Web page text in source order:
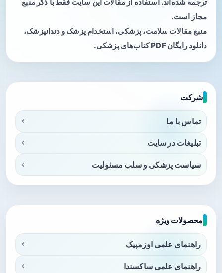
ترجمه شده‌اند. استفاده از مقالات این سایت فقط با ذکر منبع
مجاز است.
منبع مقالات سلامت، پزشکی، استخدام پزشک و دندانپزشک،
دانلود رایگان PDF کتاب‌های پزشکی.
شرکت
تماس با ما
تبلیغات در سایت
سیاست پزشکی و سلب مسئولیت
محصولات ویژه
راهنمای علمی اوزمپیک
راهنمای علمی ساکسندا